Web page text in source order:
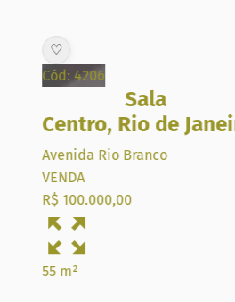
♡
Cód: 4206
Sala
Centro, Rio de
Avenida Rio Branco
VENDA
R$ 100.000,00
55 m²